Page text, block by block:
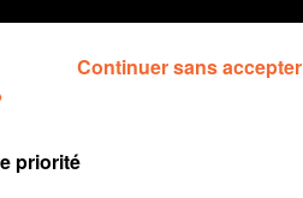
propose
priorité
Continuer sans accepter